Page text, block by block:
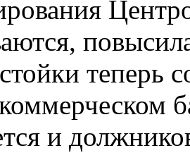
теперь
и